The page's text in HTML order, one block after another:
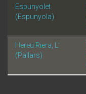
Espunyolet
(Espunyola)
Hereu Riera, L'
(Pallars)